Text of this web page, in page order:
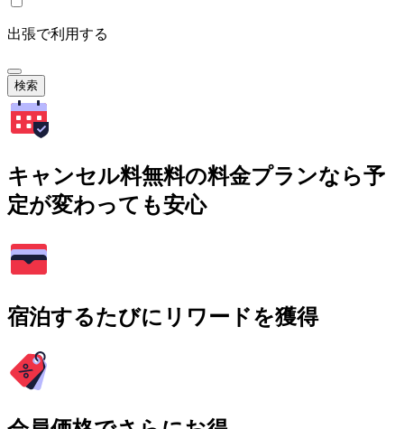
出張で利用する
検索
キャンセル料無料の料金プランなら予
定が変わっても安心
宿泊するたびにリワードを獲得